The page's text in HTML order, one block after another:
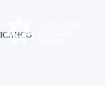
ICAHCO